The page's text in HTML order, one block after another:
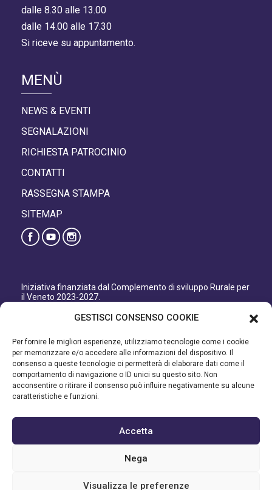
GESTISCI CONSENSO COOKIE
Per fornire le migliori esperienze, utilizziamo tecnologie come i cookie
per memorizzare e/o accedere alle informazioni del dispositivo. Il
consenso a queste tecnologie ci permetterà di elaborare dati come il
comportamento di navigazione o ID unici su questo sito. Non
acconsentire o ritirare il consenso può influire negativamente su alcune
caratteristiche e funzioni.
Accetta
Nega
Visualizza le preferenze
dalle 8.30 alle 13.00
dalle 14.00 alle 17.30
Si riceve su appuntamento.
MENÙ
NEWS & EVENTI
SEGNALAZIONI
RICHIESTA PATROCINIO
CONTATTI
RASSEGNA STAMPA
SITEMAP
Iniziativa finanziata dal Complemento di sviluppo Rurale per
il Veneto 2023-2027.
Direzione AdG FEASR Bonifica e Irrigazione.
Iniziativa finanziata dal Programma di Sviluppo Rurale per il
Veneto 2014-2022.
Organismo responsabile dell’informazione: GAL Patavino.
334232 – C.F e P.IVA 03748880287 - All Right Reserved